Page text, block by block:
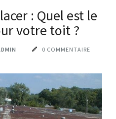
: Quel est le
votre toit ?
0 COMMENTAIRE